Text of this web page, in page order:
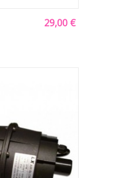
29,00 €